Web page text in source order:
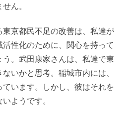
ん。
京都民不足の改善は、私達が
性化のために、関心を持って
。武田康家さんは、私達で東
いかと思考。稲城市内には、
います。しかし、彼はそれを
ようです。